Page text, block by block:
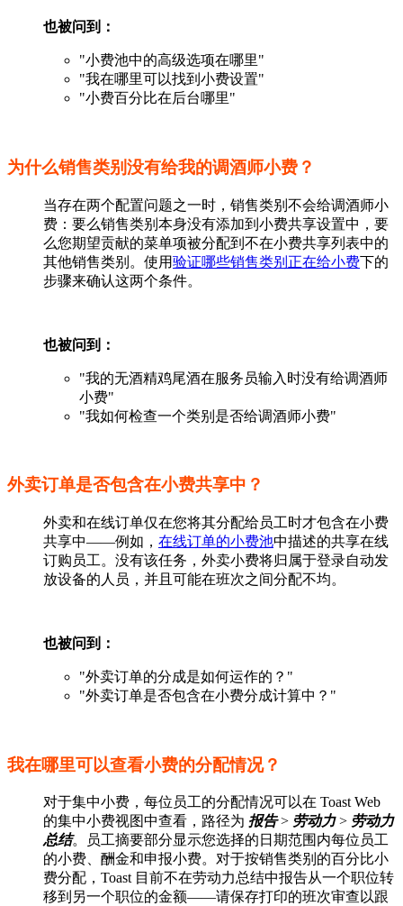
也被问到：
"小费池中的高级选项在哪里"
"我在哪里可以找到小费设置"
"小费百分比在后台哪里"
为什么销售类别没有给我的调酒师小费？
当存在两个配置问题之一时，销售类别不会给调酒师小
费：要么销售类别本身没有添加到小费共享设置中，要
么您期望贡献的菜单项被分配到不在小费共享列表中的
其他销售类别。使用验证哪些销售类别正在给小费下的
步骤来确认这两个条件。
也被问到：
"我的无酒精鸡尾酒在服务员输入时没有给调酒师
小费"
"我如何检查一个类别是否给调酒师小费"
外卖订单是否包含在小费共享中？
外卖和在线订单仅在您将其分配给员工时才包含在小费
共享中——例如， 在线订单的小费池中描述的共享在线
订购员工。没有该任务，外卖小费将归属于登录自动发
放设备的人员，并且可能在班次之间分配不均。
也被问到：
"外卖订单的分成是如何运作的？"
"外卖订单是否包含在小费分成计算中？"
我在哪里可以查看小费的分配情况？
对于集中小费，每位员工的分配情况可以在 Toast Web
的集中小费视图中查看，路径为 报告> 劳动力> 劳动力
总结。员工摘要部分显示您选择的日期范围内每位员工
的小费、酬金和申报小费。对于按销售类别的百分比小
费分配，Toast 目前不在劳动力总结中报告从一个职位转
移到另一个职位的金额——请保存打印的班次审查以跟